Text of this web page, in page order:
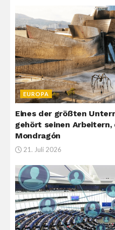
EUROPA
Eines der größten
gehört seinen
Mondragón
21. Juli 2026